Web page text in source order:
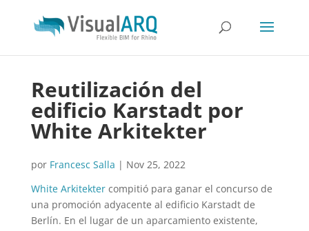
Reutilización del
edificio Karstadt por
White Arkitekter
por Francesc Salla | Nov 25, 2022
White Arkitektercompitió para ganar el concurso de
una promoción adyacente al edificio Karstadt de
Berlín. En el lugar de un aparcamiento existente,